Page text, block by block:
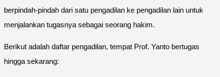
berpindah-pindah dari satu pengadilan ke pengadilan lain untuk
menjalankan tugasnya sebagai seorang hakim.
Berikut adalah daftar pengadilan, tempat Prof. Yanto bertugas
hingga sekarang: